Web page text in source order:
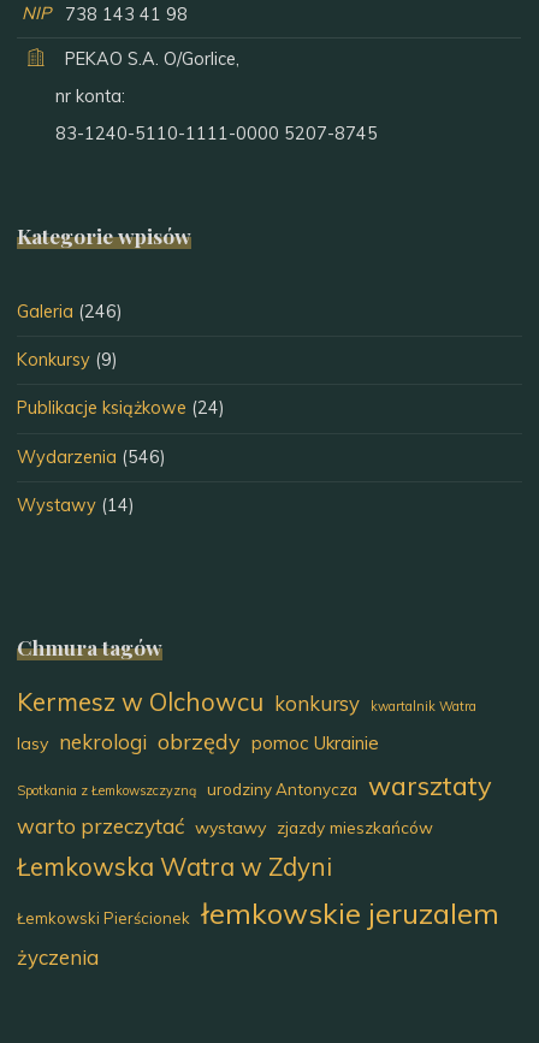
NIP
738 143 41 98
PEKAO S.A. O/Gorlice,
nr konta:
83-1240-5110-1111-0000 5207-8745
Kategorie wpisów
Galeria (246)
Konkursy (9)
Publikacje książkowe (24)
Wydarzenia (546)
Wystawy (14)
Chmura tagów
Kermesz w Olchowcu konkursy kwartalnik Watra
lasy nekrologi obrzędy pomoc Ukrainie
Spotkania z Łemkowszczyzną urodziny Antonycza warsztaty
warto przeczytać wystawy zjazdy mieszkańców
Łemkowska Watra w Zdyni
Łemkowski Pierścionek łemkowskie jeruzalem
życzenia